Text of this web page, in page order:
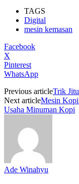
TAGS
Digital
mesin kemasan
Facebook
X
Pinterest
WhatsApp
Previous articleTrik
Next articleMesin Kopi
Usaha Minuman Kopi
Ade Winahyu